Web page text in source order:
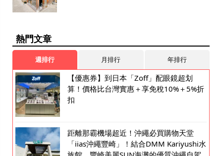
熱門文章
週排行 月排行 年排行
【優惠券】到日本「Zoff」配眼鏡超划
算！價格比台灣實惠＋享免稅10%＋5%折
扣
距離那霸機場超近！沖繩必買購物天堂
「iias沖繩豐崎」！結合DMM Kariyushi水